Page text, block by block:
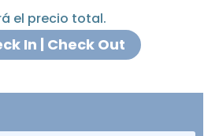
el precio total.
In | Check Out